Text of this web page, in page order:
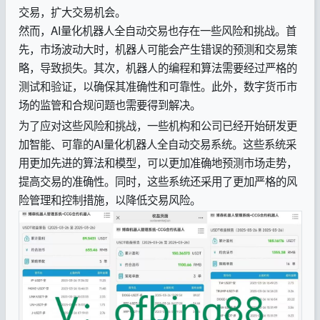
交易，扩大交易机会。
然而，AI量化机器人全自动交易也存在一些风险和挑战。首
先，市场波动大时，机器人可能会产生错误的预测和交易策
略，导致损失。其次，机器人的编程和算法需要经过严格的
测试和验证，以确保其准确性和可靠性。此外，数字货币市
场的监管和合规问题也需要得到解决。
为了应对这些风险和挑战，一些机构和公司已经开始研发更
加智能、可靠的AI量化机器人全自动交易系统。这些系统采
用更加先进的算法和模型，可以更加准确地预测市场走势，
提高交易的准确性。同时，这些系统还采用了更加严格的风
险管理和控制措施，以降低交易风险。